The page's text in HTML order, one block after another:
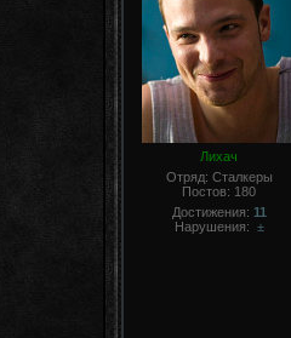
Лихач
Отряд: Сталкеры
Постов: 180
Достижения: 11
Нарушения: ±